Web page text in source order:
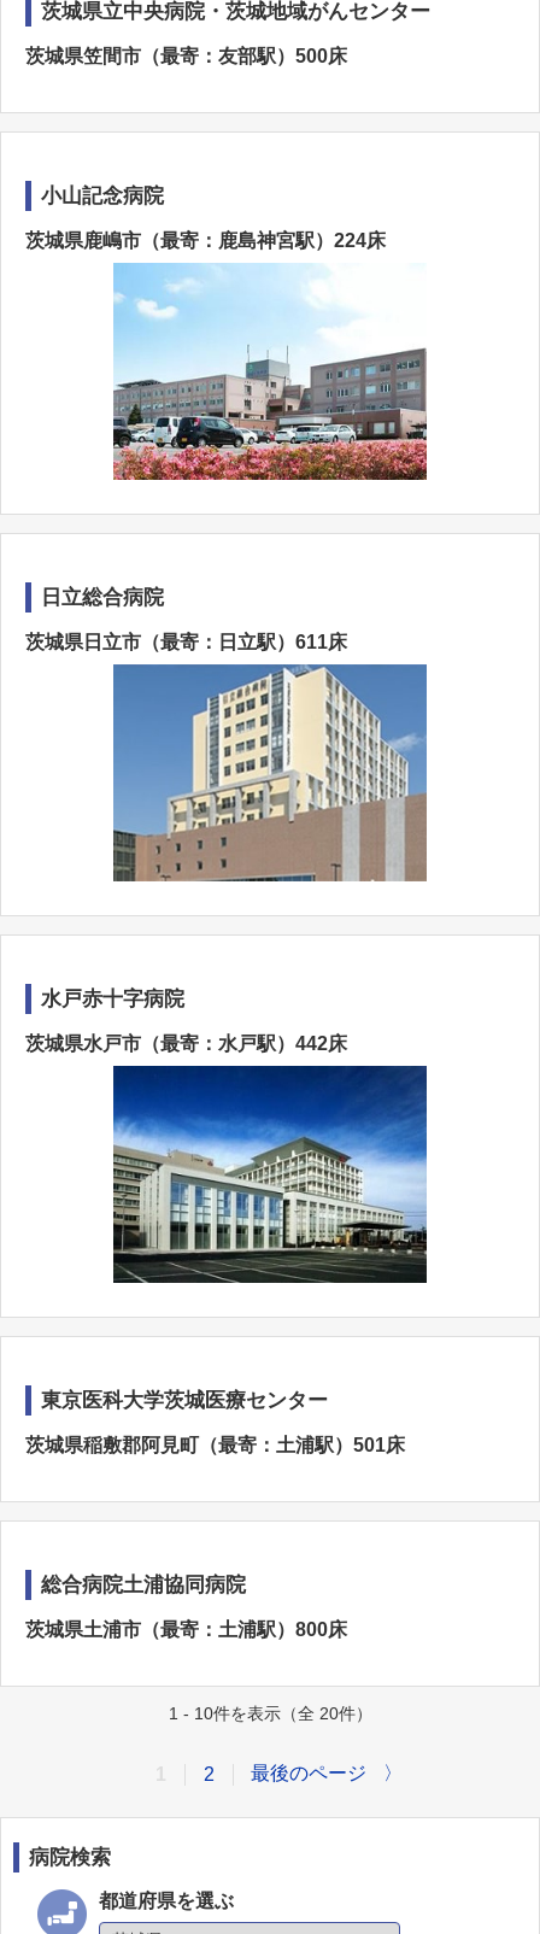
茨城県立中央病院・茨城地域がんセンター
茨城県笠間市（最寄：友部駅）500床
小山記念病院
茨城県鹿嶋市（最寄：鹿島神宮駅）224床
日立総合病院
茨城県日立市（最寄：日立駅）611床
水戸赤十字病院
茨城県水戸市（最寄：水戸駅）442床
東京医科大学茨城医療センター
茨城県稲敷郡阿見町（最寄：土浦駅）501床
総合病院土浦協同病院
茨城県土浦市（最寄：土浦駅）800床
1 - 10件を表示（全 20件）
2 最後のページ 〉
病院検索
都道府県を選ぶ